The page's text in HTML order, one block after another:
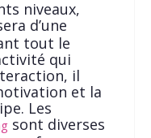
niveaux,
d’une
tout le
qui
il
et la
Les
sont diverses